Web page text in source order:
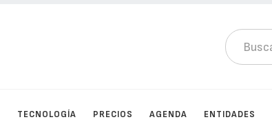
TECNOLOGÍA PRECIOS AGENDA ENTIDADES